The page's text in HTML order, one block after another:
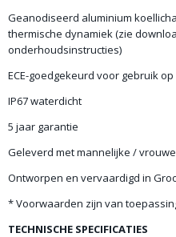
Geanodiseerd aluminium
thermische dynamiek (zie
onderhoudsinstructies)
ECE-goedgekeurd voor gebruik
IP67 waterdicht
5 jaar garantie
Geleverd met mannelijke /
Ontworpen en vervaardigd in
* Voorwaarden zijn van
TECHNISCHE SPECIFICATIES